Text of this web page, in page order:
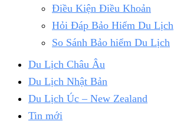
Điều Kiện Điều Khoản
Hỏi Đáp Bảo Hiểm Du Lịch
So Sánh Bảo hiểm Du Lịch
Du Lịch Châu Âu
Du Lịch Nhật Bản
Du Lịch Úc – New Zealand
Tin mới